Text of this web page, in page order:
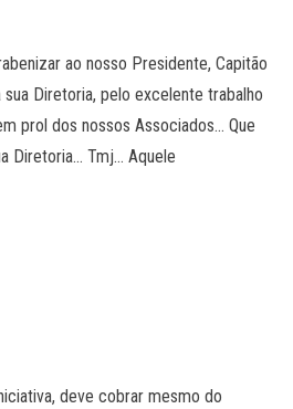
ao nosso Presidente, Capitão
Diretoria, pelo excelente trabalho
prol dos nossos Associados… Que
Diretoria… Tmj… Aquele
deve cobrar mesmo do